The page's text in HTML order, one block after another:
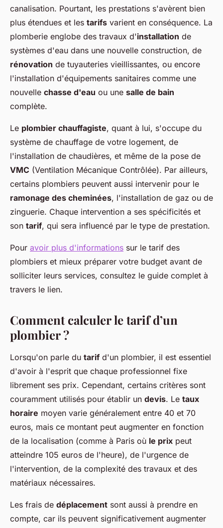
canalisation. Pourtant, les prestations s'avèrent bien
plus étendues et les tarifs varient en conséquence. La
plomberie englobe des travaux d'installation de
systèmes d'eau dans une nouvelle construction, de
rénovation de tuyauteries vieillissantes, ou encore
l'installation d'équipements sanitaires comme une
nouvelle chasse d'eau ou une salle de bain
complète.
Le plombier chauffagiste, quant à lui, s'occupe du
système de chauffage de votre logement, de
l'installation de chaudières, et même de la pose de
VMC (Ventilation Mécanique Contrôlée). Par ailleurs,
certains plombiers peuvent aussi intervenir pour le
ramonage des cheminées, l'installation de gaz ou de
zinguerie. Chaque intervention a ses spécificités et
son tarif, qui sera influencé par le type de prestation.
Pour avoir plus d'informations sur le tarif des
plombiers et mieux préparer votre budget avant de
solliciter leurs services, consultez le guide complet à
travers le lien.
Comment calculer le tarif d’un
plombier ?
Lorsqu'on parle du tarif d'un plombier, il est essentiel
d'avoir à l'esprit que chaque professionnel fixe
librement ses prix. Cependant, certains critères sont
couramment utilisés pour établir un devis. Le taux
horaire moyen varie généralement entre 40 et 70
euros, mais ce montant peut augmenter en fonction
de la localisation (comme à Paris où le prix peut
atteindre 105 euros de l'heure), de l'urgence de
l'intervention, de la complexité des travaux et des
matériaux nécessaires.
Les frais de déplacement sont aussi à prendre en
compte, car ils peuvent significativement augmenter